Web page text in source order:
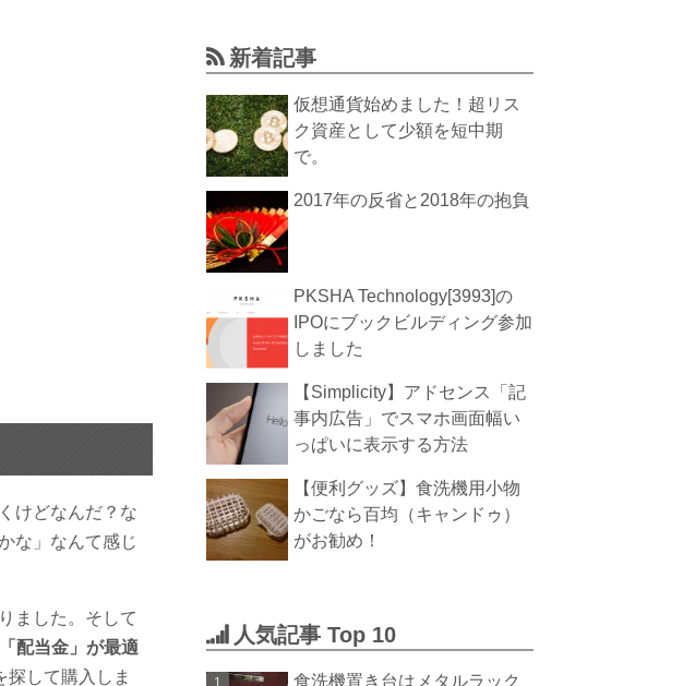
けどなんだ？な
な」なんて感じ
ました。そして
配当金」が最適
探して購入しま
新着記事
仮想通貨始めました！超リス
ク資産として少額を短中期
で。
2017年の反省と2018年の抱負
PKSHA Technology[3993]の
IPOにブックビルディング参加
しました
【Simplicity】アドセンス「記
事内広告」でスマホ画面幅い
っぱいに表示する方法
【便利グッズ】食洗機用小物
かごなら百均（キャンドゥ）
がお勧め！
人気記事 Top 10
食洗機置き台はメタルラック